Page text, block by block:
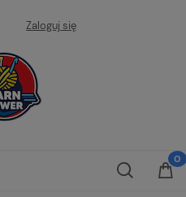
Zaloguj się